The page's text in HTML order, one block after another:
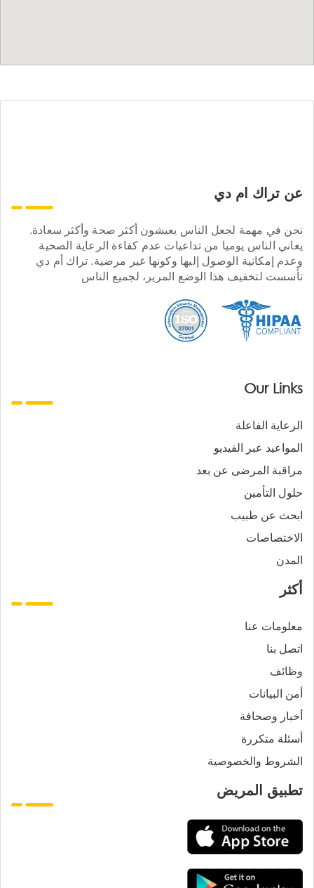
عن تراك ام دي
نحن في مهمة لجعل الناس يعيشون أكثر صحة وأكثر سعادة.
يعاني الناس يوميا من تداعيات عدم كفاءة الرعاية الصحية
وعدم إمكانية الوصول إليها وكونها غير مرضية. تراك أم دي
تأسست لتخفيف هذا الوضع المرير، لجميع الناس
Our Links
الرعاية الفاعلة
المواعيد عبر الفيديو
مراقبة المرضى عن بعد
حلول التأمين
ابحث عن طبيب
الاختصاصات
المدن
أكثر
معلومات عنا
اتصل بنا
وظائف
أمن البيانات
أخبار وصحافة
أسئلة متكررة
الشروط والخصوصية
تطبيق المريض